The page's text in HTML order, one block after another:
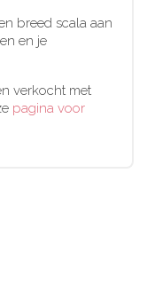
breed scala aan
en je
verkocht met
pagina voor